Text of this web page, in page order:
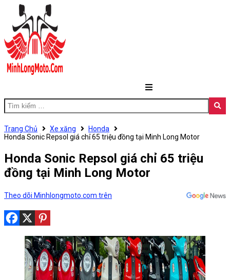
Trang Chủ Xe xăng
Honda
Honda Sonic Repsol giá chỉ 65 triệu đồng tại Minh Long Motor
Honda Sonic Repsol giá chỉ 65 triệu
đồng tại Minh Long Motor
Theo dõi Minhlongmoto.com trên